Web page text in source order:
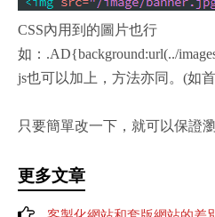
CSS內用到的圖片也行
如：.AD{background:url(../
js也可以加上，方法亦同。(如
只要簡單改一下，就可以保證
更多文章